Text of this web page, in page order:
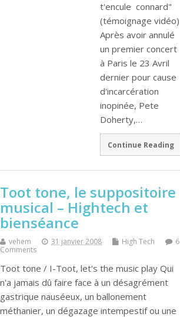
t'encule connard"
(témoignage vidéo)
Après avoir annulé
un premier concert
à Paris le 23 Avril
dernier pour cause
d'incarcération
inopinée, Pete
Doherty,…
Continue Reading
Toot tone, le suppositoire
musical – Hightech et
bienséance
vehem 31 janvier 2008 High Tech
6
Comments
Toot tone / I-Toot, let's the music play Qui
n'a jamais dû faire face à un désagrément
gastrique nauséeux, un ballonement
méthanier, un dégazage intempestif ou une